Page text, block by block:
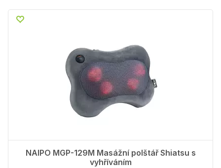
NAIPO MGP-129M Masážní polštář Shiatsu s
vyhříváním